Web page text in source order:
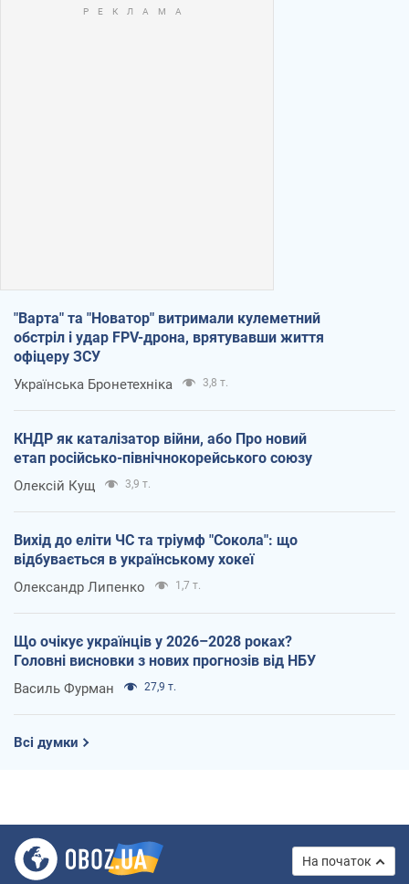
"Варта" та "Новатор" витримали кулеметний
обстріл і удар FPV-дрона, врятувавши життя
офіцеру ЗСУ
Українська Бронетехніка 3,8 т.
КНДР як каталізатор війни, або Про новий
етап російсько-північнокорейського союзу
Олексій Кущ 3,9 т.
Вихід до еліти ЧС та тріумф "Сокола": що
відбувається в українському хокеї
Олександр Липенко 1,7 т.
Що очікує українців у 2026–2028 роках?
Головні висновки з нових прогнозів від НБУ
Василь Фурман 27,9 т.
Всі думки
На початок